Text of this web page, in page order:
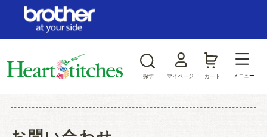
探す マイページ カート メニュー
ログイン/新規会員登録